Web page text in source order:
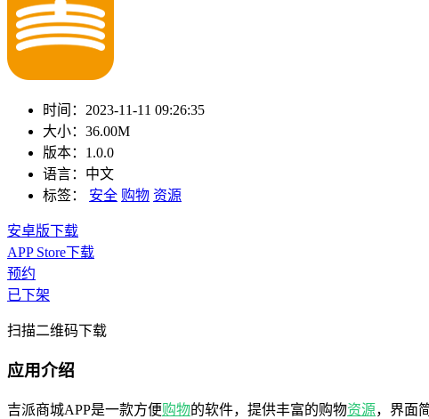
时间： 2023-11-11 09:26:35
大小： 36.00M
版本： 1.0.0
语言： 中文
标签：
安全 购物 资源
安卓版下载
APP Store下载
预约
已下架
扫描二维码下载
应用介绍
吉派商城APP是一款方便购物的软件，提供丰富的购物资源，界面